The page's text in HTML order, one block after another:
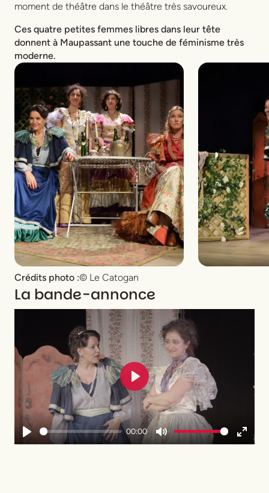
moment de théâtre dans le théâtre très savoureux.
Ces quatre petites femmes libres dans leur tête
donnent à Maupassant une touche de féminisme très
moderne.
Crédits photo :© Le Catogan
La bande-annonce
Play
00:00
Mute
Enter
Play